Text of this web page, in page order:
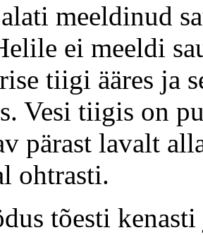
meeldinud
ei meeldi
tiigi ääres ja
Vesi tiigis on
pärast lavalt
ohtrasti.
tõesti